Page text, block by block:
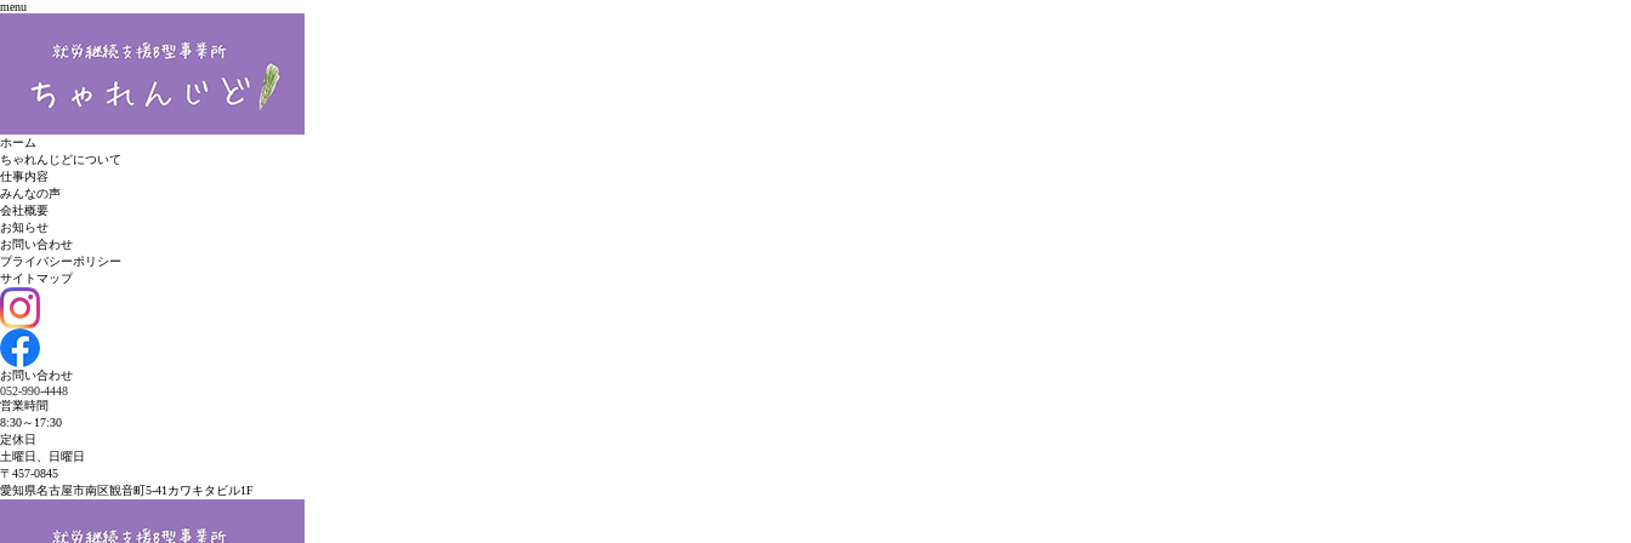
menu
ホーム
ちゃれんじどについて
仕事内容
みんなの声
会社概要
お知らせ
お問い合わせ
プライバシーポリシー
サイトマップ
お問い合わせ
052-990-4448
営業時間
8:30～17:30
定休日
土曜日、日曜日
〒457-0845
愛知県名古屋市南区観音町5-41 カワキタビル1F